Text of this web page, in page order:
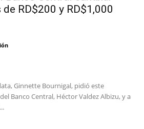
RD$200 y RD$1,000
Ginnette Bournigal, pidió este
Banco Central, Héctor Valdez Albizu, y a